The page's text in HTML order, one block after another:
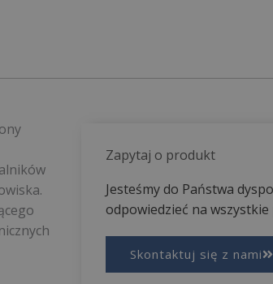
Zapytaj o produkt
Jesteśmy do Państwa
odpowiedzieć na wszystkie
Skontaktuj się z nami